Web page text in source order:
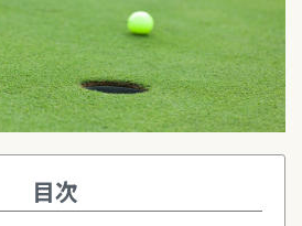
目次